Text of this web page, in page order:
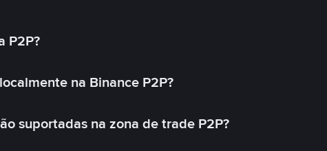
P2P?
na Binance P2P?
suportadas na zona de trade P2P?